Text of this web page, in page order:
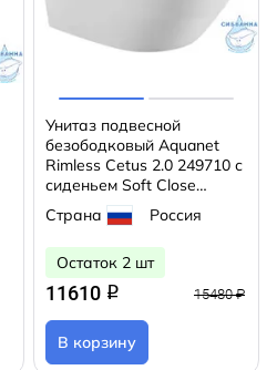
Унитаз подвесной
безободковый Aquanet
Rimless Cetus 2.0 249710 с
сиденьем Soft Close
(микролифт)
Страна Россия
Остаток 2 шт
11610 q 15480 ₽
В корзину